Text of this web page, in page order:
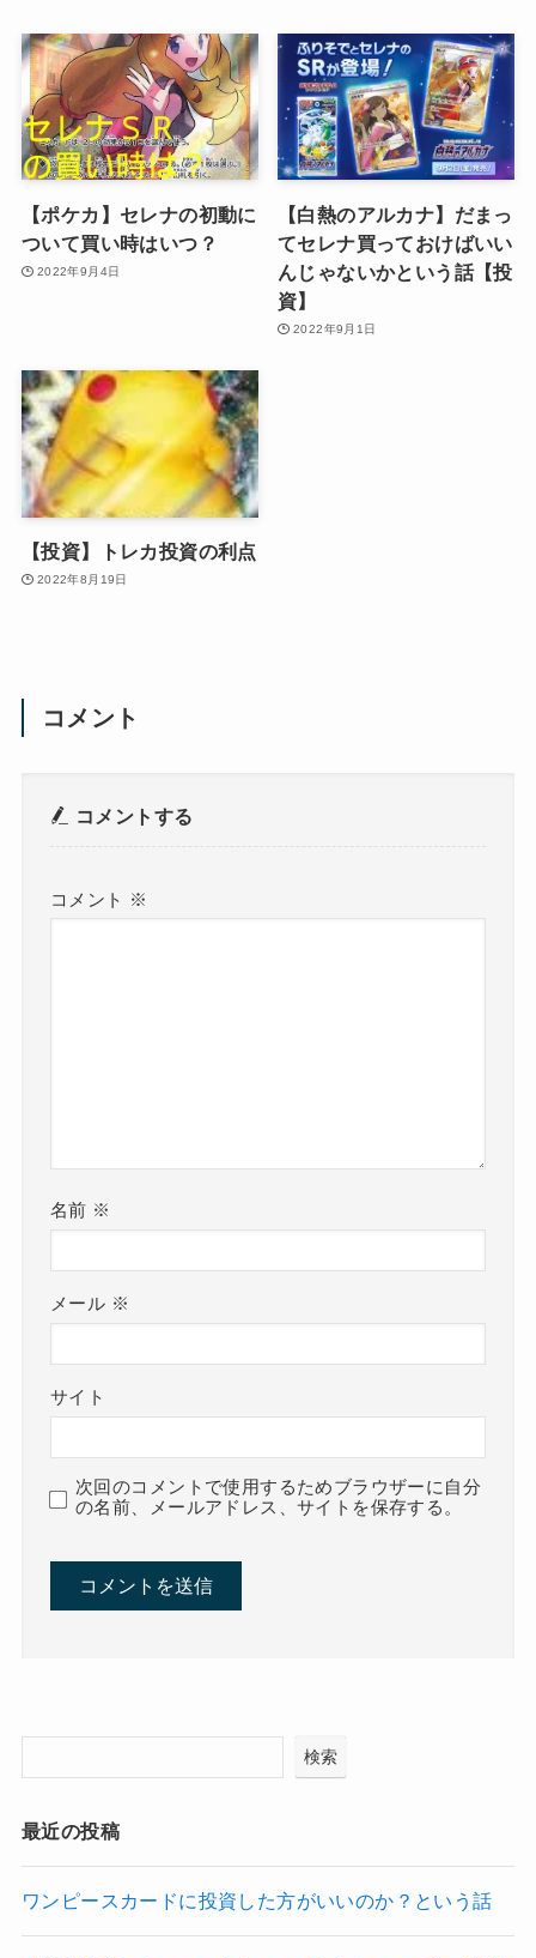
【ポケカ】セレナの初動に
ついて買い時はいつ？
2022年9月4日
【白熱のアルカナ】だまっ
てセレナ買っておけばいい
んじゃないかという話【投
資】
2022年9月1日
【投資】トレカ投資の利点
2022年8月19日
コメント
コメントする
コメント ※
名前 ※
メール ※
サイト
次回のコメントで使用するためブラウザーに自分
の名前、メールアドレス、サイトを保存する。
検索
最近の投稿
ワンピースカードに投資した方がいいのか？という話